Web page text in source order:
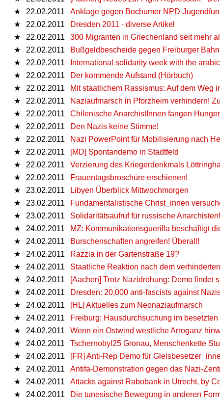
★
22.02.2011
Anklage gegen Bochumer NPD-
★
22.02.2011
Dresden 2011 - diverse Artikel
★
22.02.2011
300 Migranten in Griechenland seit mehr
★
22.02.2011
Bußgeldbescheide gegen Freiburger
★
22.02.2011
International solidarity week with the
★
22.02.2011
Der kommende Aufstand (Hörbuch)
★
22.02.2011
Mit staatlichem Rassismus: Auf dem Weg
★
22.02.2011
Naziaufmarsch in Pforzheim verhindern!
★
22.02.2011
Chilenische AnarchistInnen fangen
★
22.02.2011
Den Nazis keine Stimme!
★
22.02.2011
Nazi PowerPoint für Mobilisierung nach
★
22.02.2011
[MD] Spontandemo in Stadtfeld
★
22.02.2011
Verzierung des Kriegerdenkmals
★
22.02.2011
Frauentagsbroschüre erschienen!
★
23.02.2011
Libyen Überblick Mittwochmorgen
★
23.02.2011
Fundamentalistische Christ_innen
★
23.02.2011
Solidaritätsaufruf für russische Anarchisten!
★
24.02.2011
MZ: Kommunikationsguerilla beschäftigt
★
24.02.2011
Burschenschaften angreifen! Überall!
★
24.02.2011
Razzia in der Gartenstraße 19?
★
24.02.2011
Staatliche Reaktion nach dem
★
24.02.2011
[Aachen] Trotz Nazidrohung: Demo findet
★
24.02.2011
Dresden: 20,000 anti-fascists against
★
24.02.2011
[HL] Aktuelles zum Neonaziaufmarsch
★
24.02.2011
Freiburg: Hausdurchsuchung im
★
24.02.2011
Wenn ein Ostwind westliche Arroganz
★
24.02.2011
Tschernobyl25 Gronau, Menschenkette
★
24.02.2011
[FR] Anti-Rep Demo für
★
24.02.2011
Antifa-Demonstration gegen das Nazi-
★
24.02.2011
Attacks against Rabobank in Utrecht, by
★
24.02.2011
Die tunesische Bewegung in anderen